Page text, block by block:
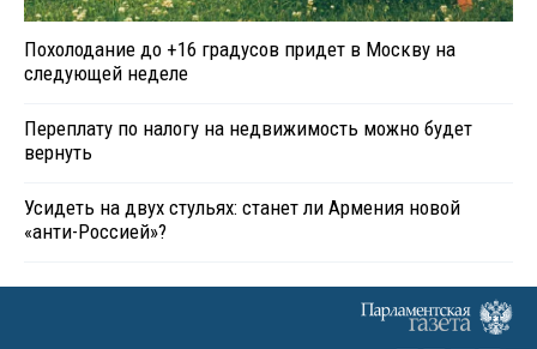
Похолодание до +16 градусов придет в Москву на
следующей неделе
Переплату по налогу на недвижимость можно будет
вернуть
Усидеть на двух стульях: станет ли Армения новой
«анти-Россией»?